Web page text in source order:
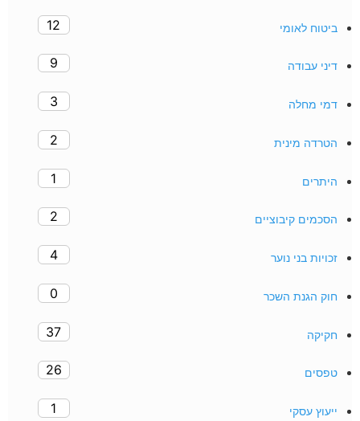
ביטוח לאומי 12
דיני עבודה 9
דמי מחלה 3
הטרדה מינית 2
היתרים 1
הסכמים קיבוציים 2
זכויות בני נוער 4
חוק הגנת השכר 0
חקיקה 37
טפסים 26
ייעוץ עסקי 1